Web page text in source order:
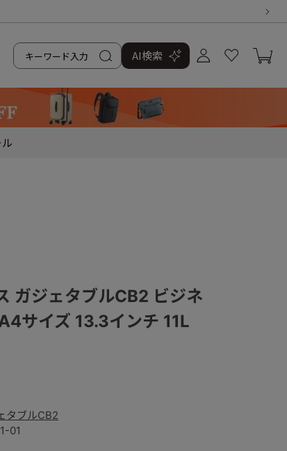
AI検索
ガジェタブルCB2 ビジネ
サイズ 13.3インチ 11L
タブルCB2
01